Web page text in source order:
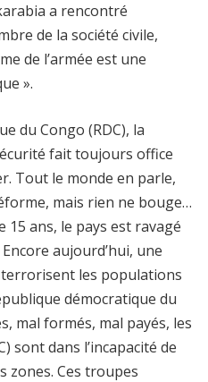
a rencontré
de la société civile,
de l’armée est une
».
du Congo (RDC), la
fait toujours office
Tout le monde en parle,
mais rien ne bouge…
15 ans, le pays est ravagé
aujourd’hui, une
les populations
démocratique du
mal formés, mal payés, les
sont dans l’incapacité de
zones. Ces troupes